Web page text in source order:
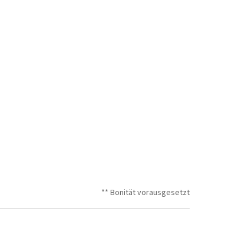
** Bonität vorausgesetzt